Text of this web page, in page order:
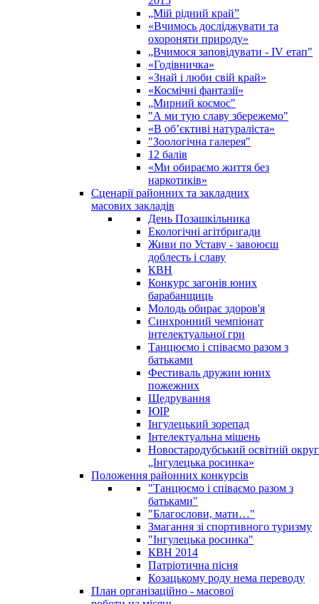
„Мій рідний край”
«Вчимось досліджувати та
охороняти природу»
„Вчимося заповідувати - ІV етап"
«Годівничка»
«Знай і люби свій край»
«Космічні фантазії»
„Мирний космос"
"А ми тую славу збережемо"
«В об’єктиві натураліста»
"Зоологічна галерея"
12 балів
«Ми обираємо життя без
наркотиків»
Сценарії районних та закладних
масових закладів
День Позашкільника
Екологічні агітбригади
Живи по Уставу - завоюєш
доблесть і славу
КВН
Конкурс загонів юних
барабанщиць
Молодь обирає здоров'я
Синхронний чемпіонат
інтелектуальної гри
Танцюємо і співаємо разом з
батьками
Фестиваль дружин юних
пожежних
Щедрування
ЮІР
Інгулецький зорепад
Інтелектуальна мішень
Новостародубський освітній округ
„Інгулецька росинка»
Положення районних конкурсів
"Танцюємо і співаємо разом з
батьками"
"Благослови, мати…"
Змагання зі спортивного туризму
"Інгулецька росинка"
КВН 2014
Патріотична пісня
Козацькому роду нема переводу
План організаційно - масової